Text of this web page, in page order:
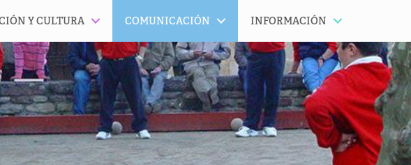
Y CULTURA COMUNICACIÓN INFORMACIÓN